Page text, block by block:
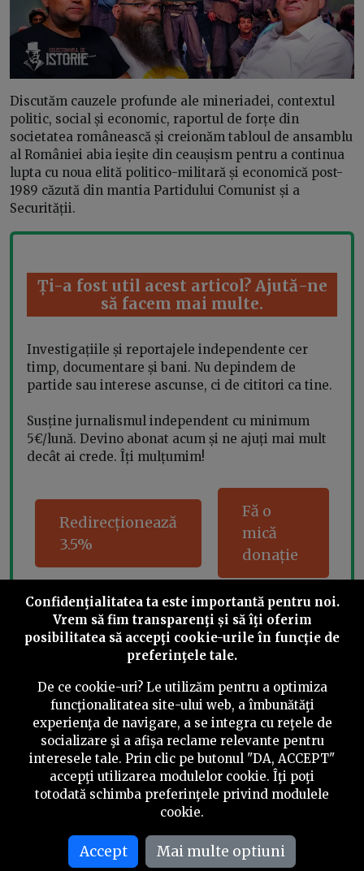
Discutăm cauzele profunde ale mineriadei, contextul
politic, social și economic, raportul de forțe din
societatea românească și creionăm tabloul de ansamblu
al României abia ieșite din ceaușism pentru a continua
lupta cu noua elită politico-militară și economică post-
1989 căzută din mantia Partidului Comunist și a
Securității.
Ți-a fost util acest articol? Ajută-ne
să facem mai multe.
Investigațiile și reportajele independente cer
timp, documentare și bani. Nu depindem de
partide sau interese ascunse, ci de cititori ca tine.
Susține jurnalismul independent cu minimum
5€/lună. Devino abonat acum și ne ajuți mai mult
decât ai crede. Îți mulțumim!
Redirecționează
3.5%
Fă o
mică
donație
Share this
©2026PressOne.ro
RSSNewslettereDespre noiPolitica editorială
Politica de verificare a conținutului
Termeni și condiții
Confidenţialitatea ta este importantă pentru noi.
Vrem să fim transparenţi și să îţi oferim
posibilitatea să accepţi cookie-urile în funcţie de
preferinţele tale.
De ce cookie-uri? Le utilizăm pentru a optimiza
funcţionalitatea site-ului web, a îmbunătăţi
experienţa de navigare, a se integra cu reţele de
socializare şi a afişa reclame relevante pentru
interesele tale. Prin clic pe butonul "DA, ACCEPT"
accepţi utilizarea modulelor cookie. Îţi poţi
totodată schimba preferinţele privind modulele
cookie.
Accept Mai multe optiuni